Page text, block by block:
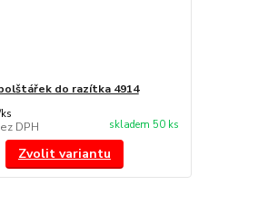
do razítka 4914
ks
DPH skladem 50 ks
Zvolit variantu